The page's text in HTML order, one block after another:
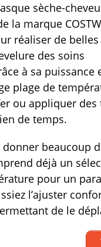
sèche-
la marque
réaliser de
des soins
à sa puissance
plage de
ou appliquer des
de temps.
donner beaucoup
déjà un
pour un
l’ajuster
de le